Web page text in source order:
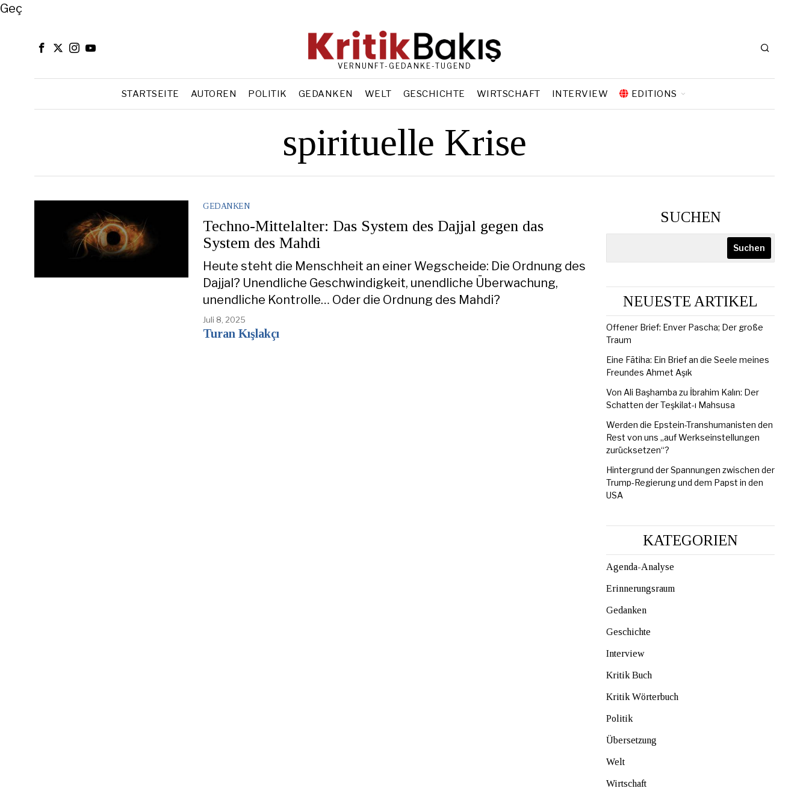
Close
Geç
VERNUNFT-GEDANKE-TUGEND
STARTSEITE AUTOREN POLITIK GEDANKEN WELT GESCHICHTE WIRTSCHAFT INTERVIEW EDITIONS
spirituelle Krise
GEDANKEN
Techno-Mittelalter: Das System des Dajjal gegen das
System des Mahdi
Heute steht die Menschheit an einer Wegscheide: Die Ordnung des
Dajjal? Unendliche Geschwindigkeit, unendliche Überwachung,
unendliche Kontrolle… Oder die Ordnung des Mahdi?
Juli 8, 2025
Turan Kışlakçı
SUCHEN
Suchen
NEUESTE ARTIKEL
Offener Brief: Enver Pascha; Der große
Traum
Eine Fātiha: Ein Brief an die Seele meines
Freundes Ahmet Aşık
Von Ali Başhamba zu İbrahim Kalın: Der
Schatten der Teşkilat-ı Mahsusa
Werden die Epstein-Transhumanisten den
Rest von uns „auf Werkseinstellungen
zurücksetzen“?
Hintergrund der Spannungen zwischen der
Trump-Regierung und dem Papst in den
USA
KATEGORIEN
Agenda-Analyse
Erinnerungsraum
Gedanken
Geschichte
Interview
Kritik Buch
Kritik Wörterbuch
Politik
Übersetzung
Welt
Wirtschaft